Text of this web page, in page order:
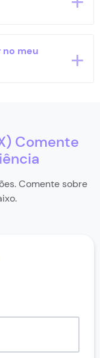
baixar vídeos
no meu
Comente
Comente sobre